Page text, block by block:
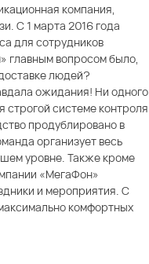
компания,
С 1 марта 2016 года
для сотрудников
главным вопросом было,
людей?
ожидания! Ни одного
строгой системе контроля
продублировано в
организует весь
уровне. Также кроме
«МегаФон»
и мероприятия. С
комфортных